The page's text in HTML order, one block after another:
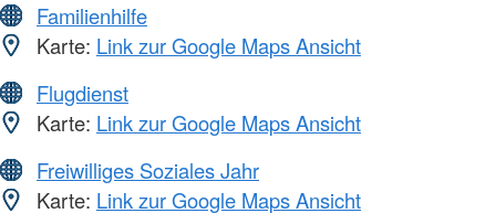
Familienhilfe
Karte: Link zur Google Maps Ansicht
Flugdienst
Karte: Link zur Google Maps Ansicht
Freiwilliges Soziales Jahr
Karte: Link zur Google Maps Ansicht